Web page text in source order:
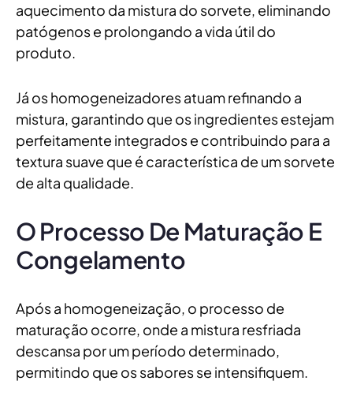
aquecimento da mistura do sorvete, eliminando
patógenos e prolongando a vida útil do
produto.
Já os homogeneizadores atuam refinando a
mistura, garantindo que os ingredientes estejam
perfeitamente integrados e contribuindo para a
textura suave que é característica de um sorvete
de alta qualidade.
O Processo De Maturação E
Congelamento
Após a homogeneização, o processo de
maturação ocorre, onde a mistura resfriada
descansa por um período determinado,
permitindo que os sabores se intensifiquem.